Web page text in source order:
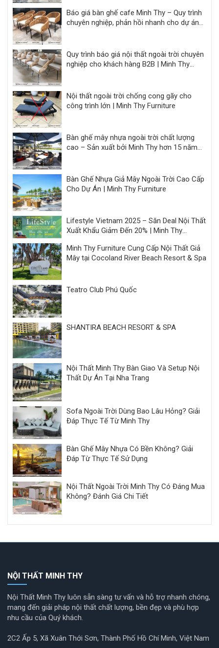
Báo giá bàn ghế cafe Minh Thy – Quy trình
chuyên nghiệp, phản hồi nhanh cho dự án
Quy trình báo giá nội thất ngoài trời chuyên
nghiệp cho khách hàng B2B | Minh Thy
Nội thất ngoài trời chống cong gãy cho
công trình lớn | Minh Thy Furniture
Bàn ghế mây nhựa ngoài trời chất lượng
cao – Sản xuất bởi Minh Thy hơn 15 năm
Bàn Ghế Nhựa Giả Mây Ngoài Trời Cao Cấp
Cho Dự Án | Minh Thy Furniture
Lifestyle Vietnam 2025 – Săn Deal Nội Thất
Xuất Khẩu Giảm Đến 20% | Minh Thy
Minh Thy Furniture Cung Cấp Nội Thất Giả
Mây tại Cocoland River Beach Resort & Spa
Teatro Club Phú Quốc
SHANTIRA BEACH RESORT & SPA
Nội Thất Minh Thy Bàn Giao Và Setup Nội
Thất Dự Án Tại Nha Trang
Sofa Ngoài Trời Dùng Bao Lâu Hỏng? Giải
Đáp Thực Tế Từ Minh Thy
Bàn Ghế Mây Nhựa Có Bền Không? Giải
Đáp Từ Thực Tế Sử Dụng
Nội Thất Ngoài Trời Minh Thy Có Đáng Mua
Không? Đánh Giá Chi Tiết
NỘI THẤT MINH THY
Nội Thất Minh Thy luôn sẵn sàng tư vấn và hỗ trợ nhanh chóng,
mang đến giải pháp nội thất chất lượng, bền đẹp và phù hợp
nhu cầu của Quý khách.
2C2 Ấp 5, Xã Xuân Thới Sơn, Thành Phố Hồ Chí Minh, Việt Nam